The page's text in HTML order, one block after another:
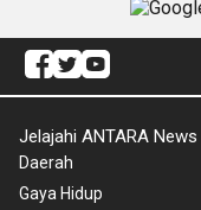
Jelajahi ANTARA
Daerah
Gaya Hidup